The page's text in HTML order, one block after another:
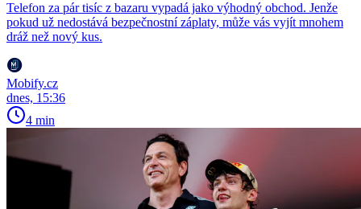
Telefon za pár tisíc z bazaru vypadá jako výhodný obchod. Jenže
pokud už nedostává bezpečnostní záplaty, může vás vyjít mnohem
dráž než nový kus.
Mobify.cz
dnes, 15:36
4 min